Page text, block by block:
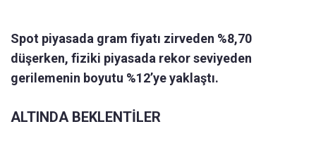
Spot piyasada gram fiyatı zirveden %8,70
düşerken, fiziki piyasada rekor seviyeden
gerilemenin boyutu %12’ye yaklaştı.
ALTINDA BEKLENTİLER